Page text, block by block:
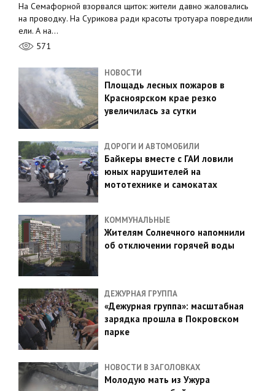
На Семафорной взорвался щиток: жители давно жаловались
на проводку. На Сурикова ради красоты тротуара повредили
ели. А на…
571
НОВОСТИ
Площадь лесных пожаров в
Красноярском крае резко
увеличилась за сутки
ДОРОГИ И АВТОМОБИЛИ
Байкеры вместе с ГАИ ловили
юных нарушителей на
мототехнике и самокатах
КОММУНАЛЬНЫЕ
Жителям Солнечного напомнили
об отключении горячей воды
ДЕЖУРНАЯ ГРУППА
«Дежурная группа»: масштабная
зарядка прошла в Покровском
парке
НОВОСТИ В ЗАГОЛОВКАХ
Молодую мать из Ужура